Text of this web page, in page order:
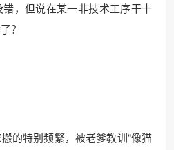
，但说在某一非技术工序干十
？
的特别频繁，被老爹教训“像猫